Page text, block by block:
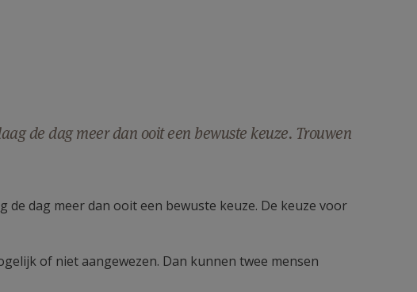
de dag meer dan ooit een bewuste keuze. Trouwen
dag meer dan ooit een bewuste keuze. De keuze voor
of niet aangewezen. Dan kunnen twee mensen